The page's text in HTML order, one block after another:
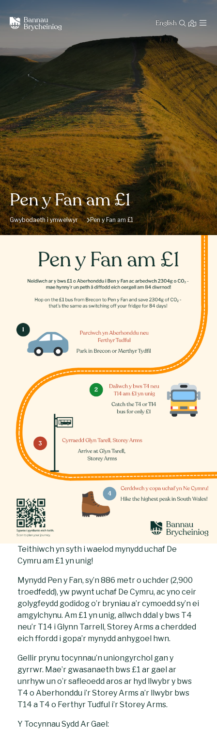
English
Pen y Fan am £1
Gwybodaeth i ymwelwyr Pen y Fan am £1
Teithiwch yn syth i waelod mynydd uchaf De
Cymru am £1 yn unig!
Mynydd Pen y Fan, sy’n 886 metr o uchder (2,900
troedfedd), yw pwynt uchaf De Cymru, ac yno ceir
golygfeydd godidog o’r bryniau a’r cymoedd sy’n ei
amgylchynu. Am £1 yn unig, allwch ddal y bws T4
neu’r T14 i Glynn Tarrell, Storey Arms a cherdded
eich ffordd i gopa’r mynydd anhygoel hwn.
Gellir prynu tocynnau’n uniongyrchol gan y
gyrrwr. Mae’r gwasanaeth bws £1 ar gael ar
unrhyw un o’r safleoedd aros ar hyd llwybr y bws
T4 o Aberhonddu i’r Storey Arms a’r llwybr bws
T14 a T4 o Ferthyr Tudful i’r Storey Arms.
Y Tocynnau Sydd Ar Gael: